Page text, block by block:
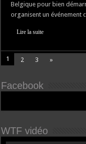
Belgique pour bien
organisent un événement
Lire la suite
1 2 3 »
Facebook
WTF vidéo